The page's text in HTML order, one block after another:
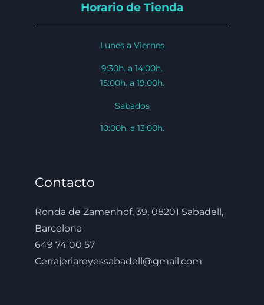
Horario de Tienda
Lunes a Viernes
9:30h. a 14:00h.
15:00h. a 19:00h.
Sabados
10:00h. a 13:00h.
Contacto
Ronda de Zamenhof, 39, 08201 Sabadell,
Barcelona
649 74 00 57
Cerrajeriareyessabadell@gmail.com